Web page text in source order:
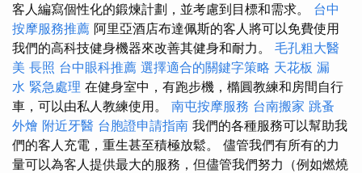
客人編寫個性化的鍛煉計劃，並考慮到目標和需求。 台中
按摩服務推薦 阿里亞酒店布達佩斯的客人將可以免費使用
我們的高科技健身機器來改善其健身和耐力。 毛孔粗大醫
美 長照 台中眼科推薦 選擇適合的關鍵字策略 天花板 漏
水 緊急處理 在健身室中，有跑步機，橢圓教練和房間自行
車，可以由私人教練使用。 南屯按摩服務 台南搬家 跳蚤
外燴 附近牙醫 台胞證申請指南 我們的各種服務可以幫助我
們的客人充電，重生甚至積極放鬆。 儘管我們有所​​有的力
量可以為客人提供最大的服務，但儘管我們努力（例如燃燒